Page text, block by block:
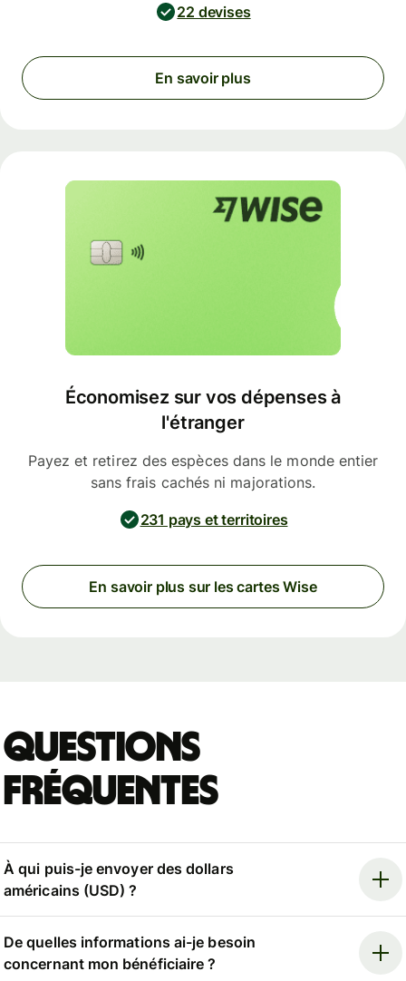
22 devises
En savoir plus
Économisez sur vos dépenses à
l'étranger
Payez et retirez des espèces dans le monde entier
sans frais cachés ni majorations.
231 pays et territoires
En savoir plus sur les cartes Wise
Questions
fréquentes
À qui puis-je envoyer des dollars
américains (USD) ?
De quelles informations ai-je besoin
concernant mon bénéficiaire ?